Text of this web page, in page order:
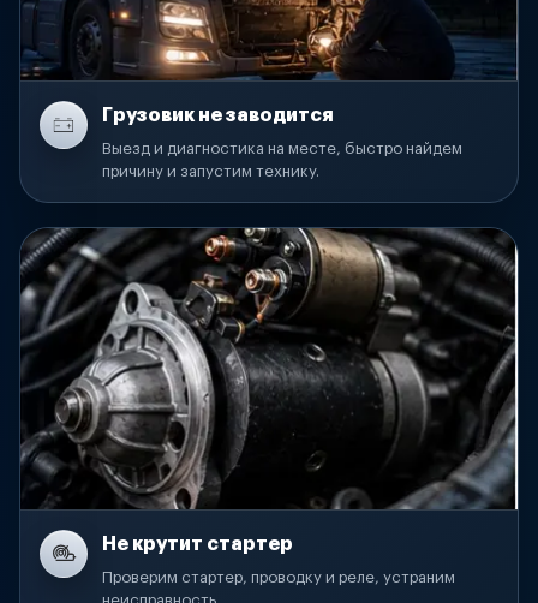
Грузовик не заводится
Выезд и диагностика на месте, быстро найдем
причину и запустим технику.
Не крутит стартер
Проверим стартер, проводку и реле, устраним
неисправность.